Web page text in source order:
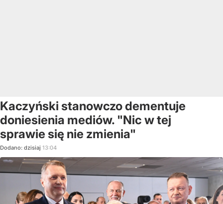
Kaczyński stanowczo dementuje
doniesienia mediów. "Nic w tej
sprawie się nie zmienia"
Dodano: dzisiaj 13:04